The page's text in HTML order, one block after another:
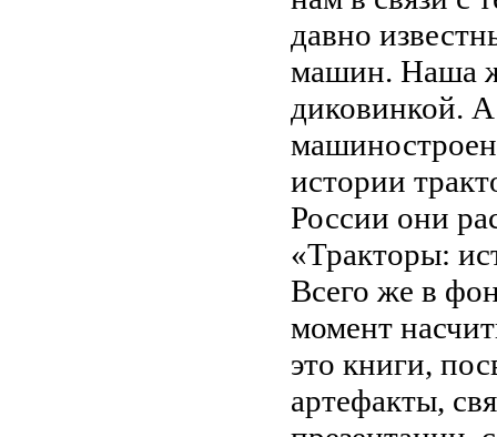
давно
машин. Наша
диковинкой.
истории
России они
«Тракторы:
Всего же в
момент
это книги,
артефакты,